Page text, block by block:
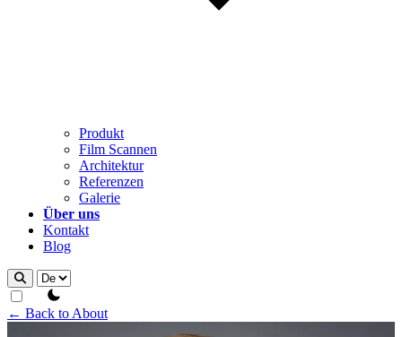
Produkt
Film Scannen
Architektur
Referenzen
Galerie
Über uns
Kontakt
Blog
theme switcher
← Back to About